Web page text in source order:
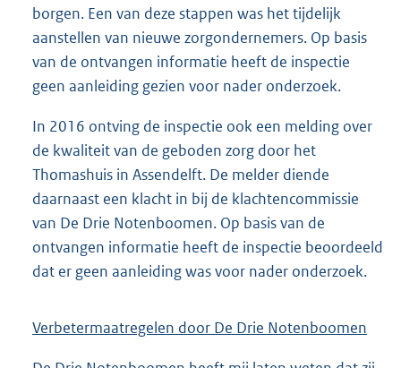
borgen. Een van deze stappen was het tijdelijk
aanstellen van nieuwe zorgondernemers. Op basis
van de ontvangen informatie heeft de inspectie
geen aanleiding gezien voor nader onderzoek.
In 2016 ontving de inspectie ook een melding over
de kwaliteit van de geboden zorg door het
Thomashuis in Assendelft. De melder diende
daarnaast een klacht in bij de klachtencommissie
van De Drie Notenboomen. Op basis van de
ontvangen informatie heeft de inspectie beoordeeld
dat er geen aanleiding was voor nader onderzoek.
Verbetermaatregelen door De Drie Notenboomen